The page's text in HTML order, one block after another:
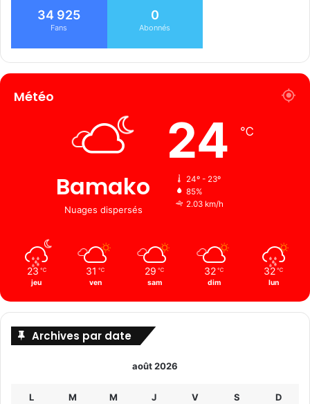
34 925
Fans
0
Abonnés
Météo
Bamako
Nuages ​​dispersés
24 ℃
24º - 23º
85%
2.03 km/h
23 ℃
jeu
31 ℃
ven
29 ℃
sam
32 ℃
dim
32 ℃
lun
Archives par date
août 2026
L M M J V S D